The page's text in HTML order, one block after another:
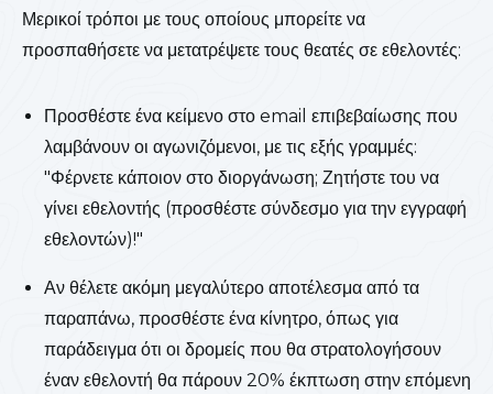
Μερικοί τρόποι με τους οποίους μπορείτε να
προσπαθήσετε να μετατρέψετε τους θεατές σε εθελοντές:
Προσθέστε ένα κείμενο στο email επιβεβαίωσης που
λαμβάνουν οι αγωνιζόμενοι, με τις εξής γραμμές:
"Φέρνετε κάποιον στο διοργάνωση; Ζητήστε του να
γίνει εθελοντής (προσθέστε σύνδεσμο για την εγγραφή
εθελοντών)!"
Αν θέλετε ακόμη μεγαλύτερο αποτέλεσμα από τα
παραπάνω, προσθέστε ένα κίνητρο, όπως για
παράδειγμα ότι οι δρομείς που θα στρατολογήσουν
έναν εθελοντή θα πάρουν 20% έκπτωση στην επόμενη